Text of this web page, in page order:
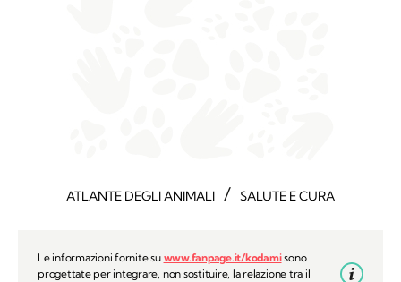
ATLANTE DEGLI ANIMALI / SALUTE E CURA
Le informazioni fornite su www.fanpage.it/kodamisono
progettate per integrare, non sostituire, la relazione tra il